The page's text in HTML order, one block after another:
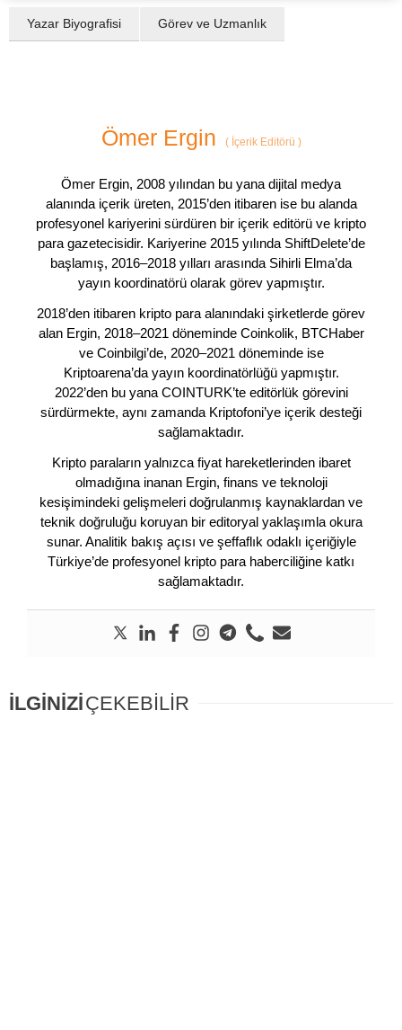
Yazar Biyografisi Görev ve Uzmanlık
Ömer Ergin (İçerik Editörü )
Ömer Ergin, 2008 yılından bu yana dijital medya
alanında içerik üreten, 2015’den itibaren ise bu alanda
profesyonel kariyerini sürdüren bir içerik editörü ve kripto
para gazetecisidir. Kariyerine 2015 yılında ShiftDelete’de
başlamış, 2016–2018 yılları arasında Sihirli Elma’da
yayın koordinatörü olarak görev yapmıştır.
2018’den itibaren kripto para alanındaki şirketlerde görev
alan Ergin, 2018–2021 döneminde Coinkolik, BTCHaber
ve Coinbilgi’de, 2020–2021 döneminde ise
Kriptoarena’da yayın koordinatörlüğü yapmıştır.
2022’den bu yana COINTURK’te editörlük görevini
sürdürmekte, aynı zamanda Kriptofoni’ye içerik desteği
sağlamaktadır.
Kripto paraların yalnızca fiyat hareketlerinden ibaret
olmadığına inanan Ergin, finans ve teknoloji
kesişimindeki gelişmeleri doğrulanmış kaynaklardan ve
teknik doğruluğu koruyan bir editoryal yaklaşımla okura
sunar. Analitik bakış açısı ve şeffaflık odaklı içeriğiyle
Türkiye’de profesyonel kripto para haberciliğine katkı
sağlamaktadır.
İLGİNİZİÇEKEBİLİR